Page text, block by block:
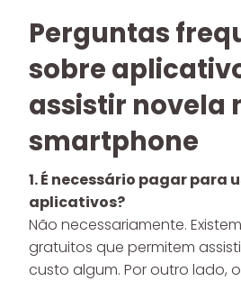
Perguntas
sobre
assistir novela
smartphone
1. É necessário pagar para
aplicativos?
Não necessariamente.
gratuitos que permitem
custo algum. Por outro lado,